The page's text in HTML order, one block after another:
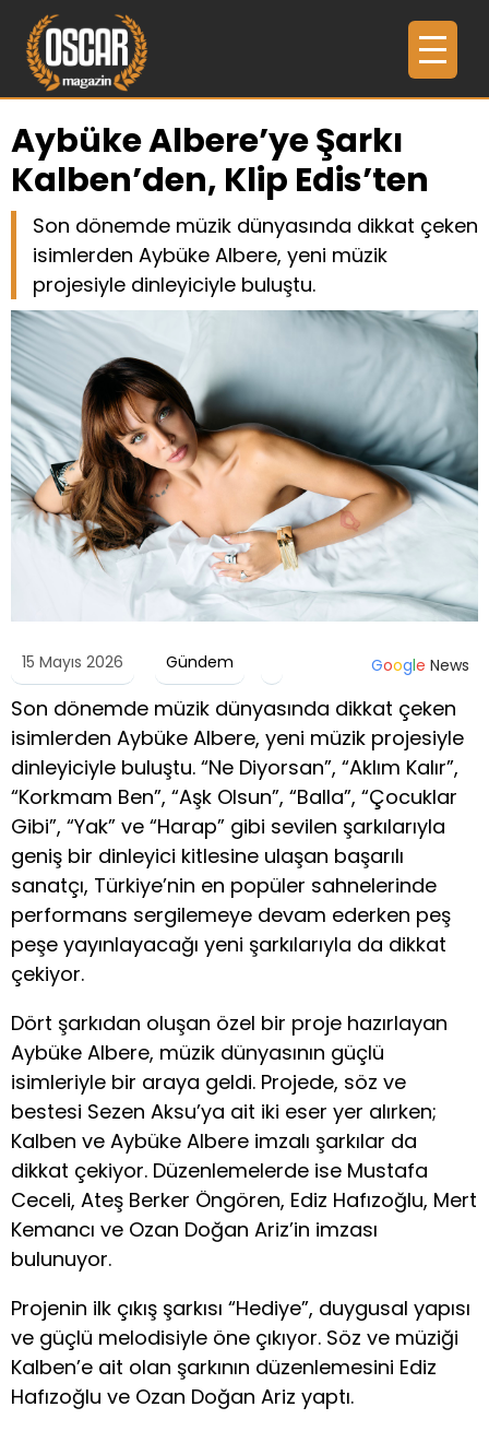
Aybüke Albere’ye Şarkı
Kalben’den, Klip Edis’ten
Son dönemde müzik dünyasında dikkat çeken
isimlerden Aybüke Albere, yeni müzik
projesiyle dinleyiciyle buluştu.
15 Mayıs 2026 Gündem Google News
Son dönemde müzik dünyasında dikkat çeken
isimlerden Aybüke Albere, yeni müzik projesiyle
dinleyiciyle buluştu. “Ne Diyorsan”, “Aklım Kalır”,
“Korkmam Ben”, “Aşk Olsun”, “Balla”, “Çocuklar
Gibi”, “Yak” ve “Harap” gibi sevilen şarkılarıyla
geniş bir dinleyici kitlesine ulaşan başarılı
sanatçı, Türkiye’nin en popüler sahnelerinde
performans sergilemeye devam ederken peş
peşe yayınlayacağı yeni şarkılarıyla da dikkat
çekiyor.
Dört şarkıdan oluşan özel bir proje hazırlayan
Aybüke Albere, müzik dünyasının güçlü
isimleriyle bir araya geldi. Projede, söz ve
bestesi Sezen Aksu’ya ait iki eser yer alırken;
Kalben ve Aybüke Albere imzalı şarkılar da
dikkat çekiyor. Düzenlemelerde ise Mustafa
Ceceli, Ateş Berker Öngören, Ediz Hafızoğlu, Mert
Kemancı ve Ozan Doğan Ariz’in imzası
bulunuyor.
Projenin ilk çıkış şarkısı “Hediye”, duygusal yapısı
ve güçlü melodisiyle öne çıkıyor. Söz ve müziği
Kalben’e ait olan şarkının düzenlemesini Ediz
Hafızoğlu ve Ozan Doğan Ariz yaptı.